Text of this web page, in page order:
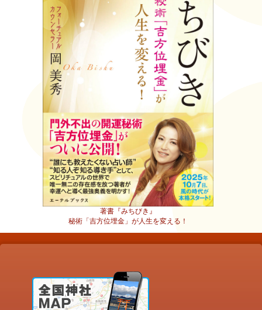
著書『みちびき』
秘術「吉方位埋金」が人生を変える！